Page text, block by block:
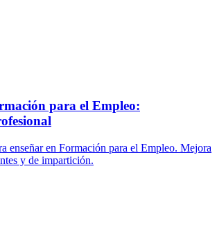
para el Empleo:
enseñar en Formación para el Empleo. Mejora
y de impartición.